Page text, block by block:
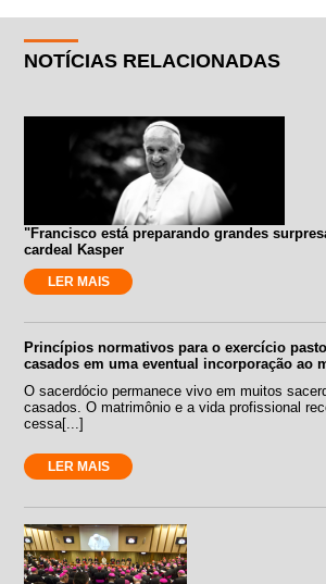
NOTÍCIAS RELACIONADAS
"Francisco está preparando grandes
cardeal Kasper
LER MAIS
Princípios normativos para o exercício
casados em uma eventual incorporação ao
O sacerdócio permanece vivo em muitos
casados. O matrimônio e a vida profissional
cessa[...]
LER MAIS